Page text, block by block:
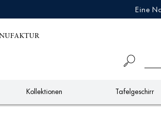
Eine
Kollektionen Tafelgeschirr